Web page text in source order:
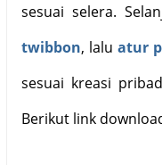
sesuai selera.
twibbon, lalu atur
sesuai kreasi
Berikut link